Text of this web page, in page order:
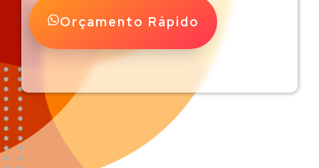
Orçamento Rápido